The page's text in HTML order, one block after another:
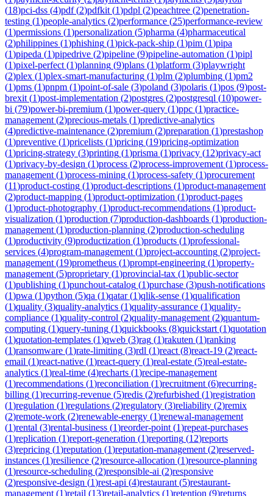
(18)pci-dss (4)pdf(2)pdfkit (1)pdpl (2)peachtree (2)penetration-
testing (1)people-analytics (2)performance (25)performance-review
(1)permissions (1)personalization (5)pharma (4)pharmaceutical
(2)philippines (1)phishing (1)pick-pack-ship (1)pim (1)pipa
(1)pipeda (1)pipedrive (2)pipeline (9)pipeline-automation (1)pipl
(1)pixel-perfect (1)planning (9)plans (1)platform (3)playwright
(2)plex (1)plex-smart-manufacturing (1)plm (2)plumbing (1)pm2
(1)pms (1)pnpm (1)point-of-sale (3)poland (3)polaris (1)pos (9)post-
brexit (1)post-implementation (2)postgres (2)postgresql (10)power-
bi (79)power-bi-premium (1)power-query (1)ppc (1)practice-
management (2)precious-metals (1)predictive-analytics
(4)predictive-maintenance (2)premium (2)preparation (1)prestashop
(1)preventive (1)pricelists (1)pricing (19)pricing-optimization
(1)pricing-strategy (3)printing (1)prisma (1)privacy (12)privacy-act
(1)privacy-by-design (1)process (2)process-improvement (1)process-
management (1)process-mining (1)process-safety (1)procurement
(11)product-costing (1)product-descriptions (1)product-management
(2)product-mapping (1)product-optimization (1)product-pages
(1)product-photography (1)product-recommendations (1)product-
visualization (1)production (7)production-dashboards (1)production-
management (1)production-planning (2)production-scheduling
(1)productivity (9)productization (1)products (1)professional-
services (4)program-management (1)project-accounting (2)project-
management (19)prometheus (1)prompt-engineering (1)property-
management (5)proprietary (1)provincial-tax (1)public-sector
(1)publishing (1)punchout-catalog (1)purchase (3)push-notifications
(1)pwa (1)python (5)qa (1)qatar(1)qlik-sense (1)qualification
(1)quality (3)quality-analytics (1)quality-assurance (1)quality-
compliance (1)quality-control (2)quality-management (2)quantum-
computing (1)query-tuning (1)quickbooks (8)quickstart (1)quotation
(1)quotation-templates (1)qweb (3)rag (1)rakuten (1)ranking
(1)ransomware (1)rate-limiting (3)rdl (1)react (8)react-19 (2)react-
email (1)react-native (1)react-query (1)real-estate (5)real-estate-
analytics (1)real-time (4)recharts (1)recipe-management
(1)recommendations (1)reconciliation (1)recruitment (6)recurring-
billing (1)recurring-revenue (5)redis (2)refurbished (1)registration
(1)regulation (1)regulations (2)regulatory (3)reliability (2)remix
(2)remote-work (2)renewable-energy (1)renewal-management
(1)rental (3)rental-business (1)reorder-point (1)repeat-purchases
(1)replication (1)report-generation (1)reporting (12)reports
(3)repricing (1)reputation (1)reputation-management (2)reserved-
instances (1)resilience (2)resource-allocation (1)resource-planning
(1)resource-scheduling (2)responsible-ai (2)responsive
(2)responsive-design (1)rest-api (4)restaurant (5)restaurant-
management (1)retail (13)retail-analytics (1)retention (9)returns